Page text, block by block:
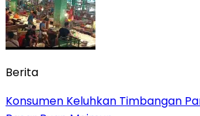
Berita
Konsumen Keluhkan Timbangan